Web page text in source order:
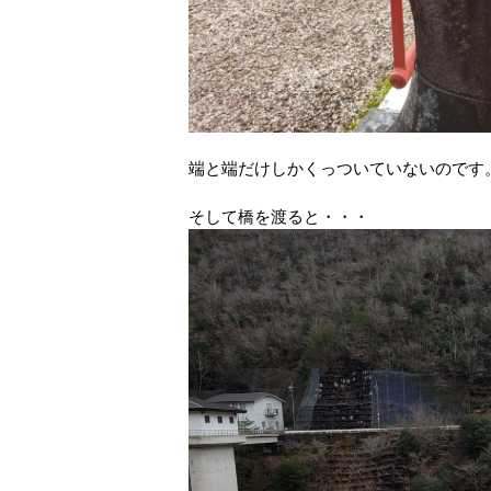
端と端だけしかくっついていないのです
そして橋を渡ると・・・